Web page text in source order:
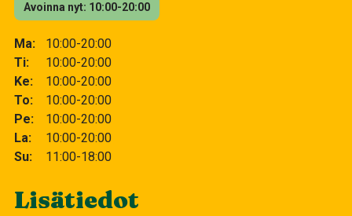
Avoinna nyt 10:00-20:00
Ma
10:00-20:00
Ti
10:00-20:00
Ke
10:00-20:00
To
10:00-20:00
Pe
10:00-20:00
La
10:00-20:00
Su
11:00-18:00
Lisätiedot